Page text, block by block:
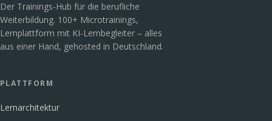
Der Trainings-Hub für die berufliche
Weiterbildung. 100+ Microtrainings,
Lernplattform mit KI-Lernbegleiter – alles
aus einer Hand, gehosted in Deutschland.
PLATTFORM
Lernarchitektur